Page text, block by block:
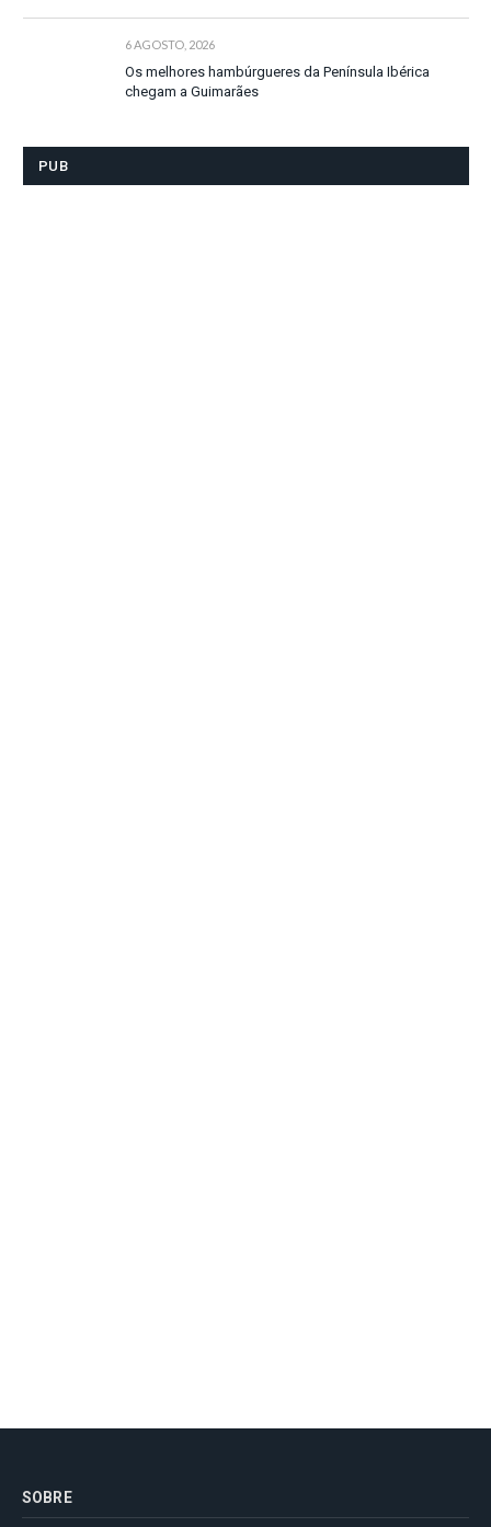
6 AGOSTO, 2026
Os melhores hambúrgueres da Península Ibérica
chegam a Guimarães
PUB
SOBRE